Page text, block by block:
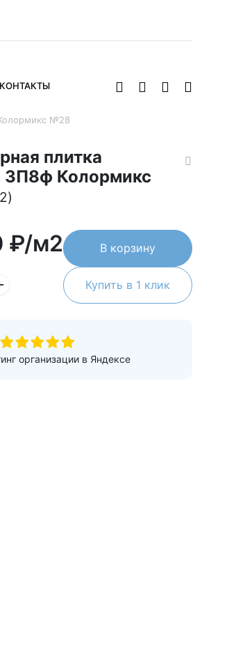
КОНТАКТЫ
№28
плитка
3П8ф Колормикс
₽/м2 В корзину
Купить в 1 клик
организации в Яндексе